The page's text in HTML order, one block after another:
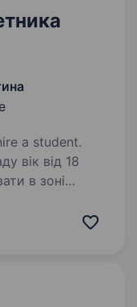
a student.